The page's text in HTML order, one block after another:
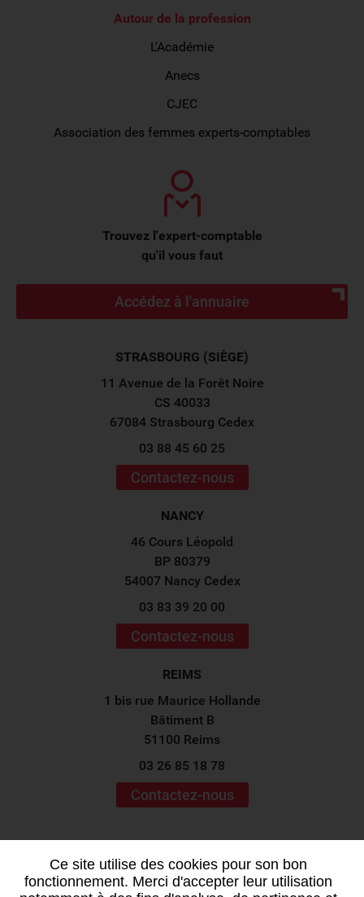
Ce site utilise des cookies pour son bon
fonctionnement. Merci d'accepter leur utilisation
Autour de la profession
L'Académie
Anecs
CJEC
Association des femmes experts-comptables
Trouvez l'expert-comptable
qu'il vous faut
Accédez à l'annuaire
STRASBOURG (SIÈGE)
11 Avenue de la Forêt Noire
CS 40033
67084 Strasbourg Cedex
03 88 45 60 25
Contactez-nous
NANCY
46 Cours Léopold
BP 80379
54007 Nancy Cedex
03 83 39 20 00
Contactez-nous
REIMS
1 bis rue Maurice Hollande
Bâtiment B
51100 Reims
03 26 85 18 78
Contactez-nous
réseaux sociaux !